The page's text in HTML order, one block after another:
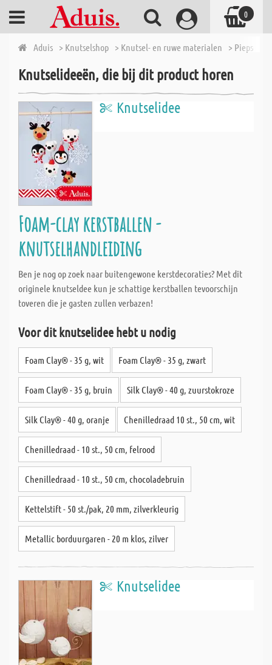
Aduis > Knutselshop > Knutsel- en ruwe materialen >
Knutselideeën, die bij dit product horen
Knutselidee
Foam-clay kerstballen -
knutselhandleiding
Ben je nog op zoek naar buitengewone kerstdecoraties? Met dit
originele knutseldee kun je schattige kerstballen tevoorschijn
toveren die je gasten zullen verbazen!
Voor dit knutselidee hebt u nodig
Foam Clay® - 35 g, wit Foam Clay® - 35 g, zwart
Foam Clay® - 35 g, bruin Silk Clay® - 40 g, zuurstokroze
Silk Clay® - 40 g, oranje Chenilledraad 10 st., 50 cm, wit
Chenilledraad - 10 st., 50 cm, felrood
Chenilledraad - 10 st., 50 cm, chocoladebruin
Kettelstift - 50 st./pak, 20 mm, zilverkleurig
Metallic borduurgaren - 20 m klos, zilver
Knutselidee
0